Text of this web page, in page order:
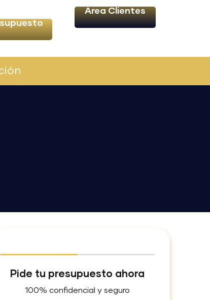
Área Clientes
Pide tu presupuesto ahora
100% confidencial y seguro